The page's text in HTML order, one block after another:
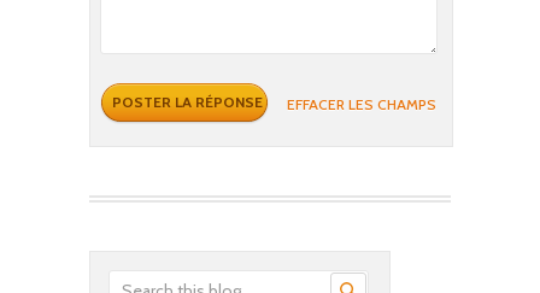
EFFACER LES CHAMPS